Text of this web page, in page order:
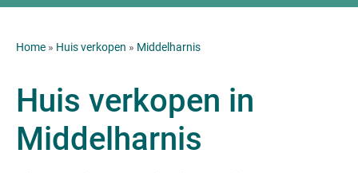
Home » Huis verkopen » Middelharnis
Huis verkopen in
Middelharnis